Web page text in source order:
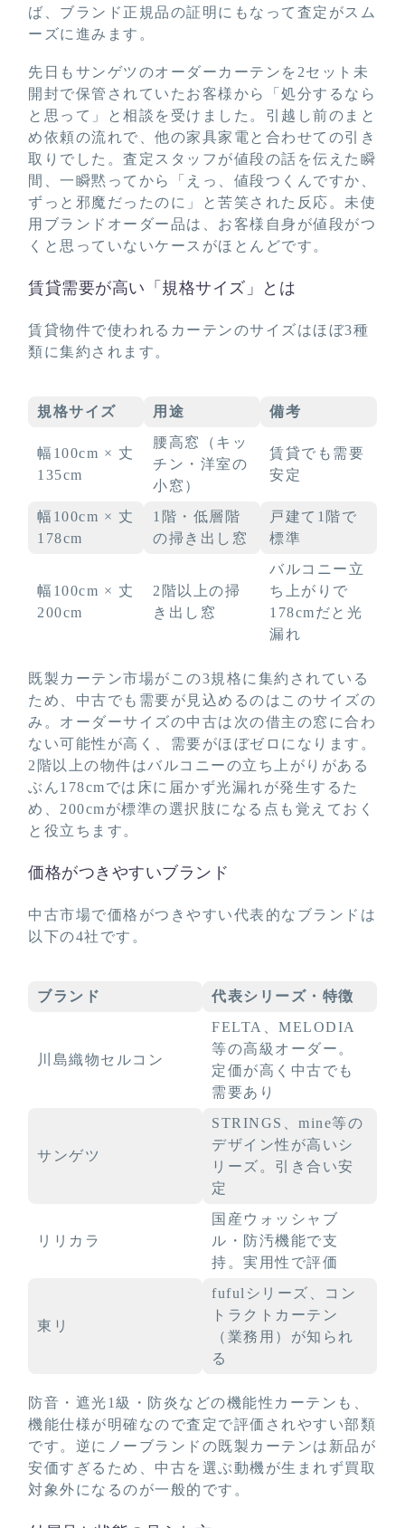
ば、ブランド正規品の証明にもなって査定がスム
ーズに進みます。
先日もサンゲツのオーダーカーテンを2セット未
開封で保管されていたお客様から「処分するなら
と思って」と相談を受けました。引越し前のまと
め依頼の流れで、他の家具家電と合わせての引き
取りでした。査定スタッフが値段の話を伝えた瞬
間、一瞬黙ってから「えっ、値段つくんですか、
ずっと邪魔だったのに」と苦笑された反応。未使
用ブランドオーダー品は、お客様自身が値段がつ
くと思っていないケースがほとんどです。
賃貸需要が高い「規格サイズ」とは
賃貸物件で使われるカーテンのサイズはほぼ3種
類に集約されます。
規格サイズ 用途 備考
幅100cm × 丈
135cm
腰高窓（キッ
チン・洋室の
小窓）
賃貸でも需要
安定
幅100cm × 丈
178cm
1階・低層階
の掃き出し窓
戸建て1階で
標準
幅100cm × 丈
200cm
2階以上の掃
き出し窓
バルコニー立
ち上がりで
178cmだと光
漏れ
既製カーテン市場がこの3規格に集約されている
ため、中古でも需要が見込めるのはこのサイズの
み。オーダーサイズの中古は次の借主の窓に合わ
ない可能性が高く、需要がほぼゼロになります。
2階以上の物件はバルコニーの立ち上がりがある
ぶん178cmでは床に届かず光漏れが発生するた
め、200cmが標準の選択肢になる点も覚えておく
と役立ちます。
価格がつきやすいブランド
中古市場で価格がつきやすい代表的なブランドは
以下の4社です。
ブランド 代表シリーズ・特徴
川島織物セルコン
FELTA、MELODIA
等の高級オーダー。
定価が高く中古でも
需要あり
サンゲツ
STRINGS、mine等の
デザイン性が高いシ
リーズ。引き合い安
定
リリカラ
国産ウォッシャブ
ル・防汚機能で支
持。実用性で評価
東リ
fufulシリーズ、コン
トラクトカーテン
（業務用）が知られ
る
防音・遮光1級・防炎などの機能性カーテンも、
機能仕様が明確なので査定で評価されやすい部類
です。逆にノーブランドの既製カーテンは新品が
安価すぎるため、中古を選ぶ動機が生まれず買取
対象外になるのが一般的です。